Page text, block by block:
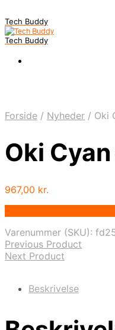
Tech Buddy
Tech Buddy
Forside / Nyheder / Oki
Oki
967,00 kr.
Varenummer (SKU):
Previous Product
Next Product
Beskrivelse